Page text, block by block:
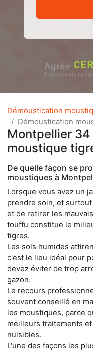
Démoustication
Démoustication
Montpellier
moustique
De quelle façon se
moustiques à
Lorsque vous avez un
prendre soin, et
et de retirer les
touffu constitue le
tigres.
Les sols humides
c'est le lieu idéal pour
devez éviter de trop
gazon.
Le recours
souvent conseillé en
les moustiques, parce
meilleurs traitements
nuisibles.
L'une des façons les